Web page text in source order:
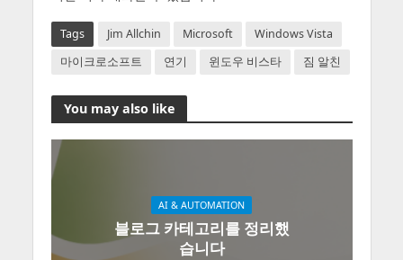
Tags Jim Allchin Microsoft
Windows Vista
마이크로소프트
연기 윈도우 비스타 짐 알친
You may also like
AI & AUTOMATION
블로그 카테고리를 정리했
습니다